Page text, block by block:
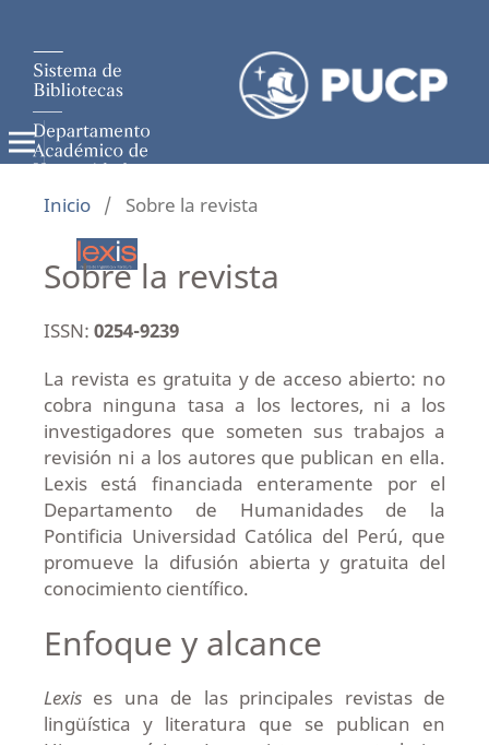
Inicio / Sobre la revista
Sobre la revista
ISSN: 0254-9239
La revista es gratuita y de acceso abierto: no
cobra ninguna tasa a los lectores, ni a los
investigadores que someten sus trabajos a
revisión ni a los autores que publican en ella.
Lexis está financiada enteramente por el
Departamento de Humanidades de la
Pontificia Universidad Católica del Perú, que
promueve la difusión abierta y gratuita del
conocimiento científico.
Enfoque y alcance
Lexises una de las principales revistas de
lingüística y literatura que se publican en